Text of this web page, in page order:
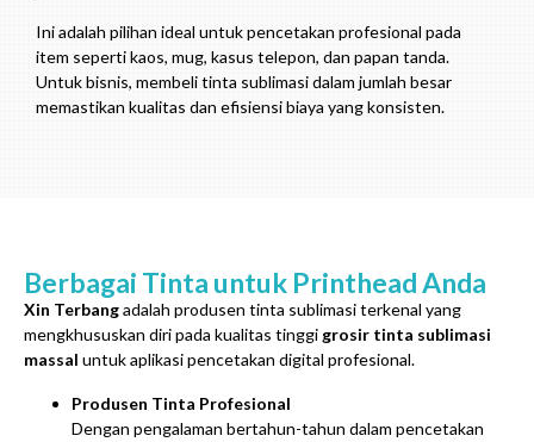
Ini adalah pilihan ideal untuk pencetakan profesional pada
item seperti kaos, mug, kasus telepon, dan papan tanda.
Untuk bisnis, membeli tinta sublimasi dalam jumlah besar
memastikan kualitas dan efisiensi biaya yang konsisten.
Berbagai Tinta untuk Printhead Anda
Xin Terbangadalah produsen tinta sublimasi terkenal yang
mengkhususkan diri pada kualitas tinggi grosir tinta sublimasi
massal untuk aplikasi pencetakan digital profesional.
Produsen Tinta Profesional
Dengan pengalaman bertahun-tahun dalam pencetakan